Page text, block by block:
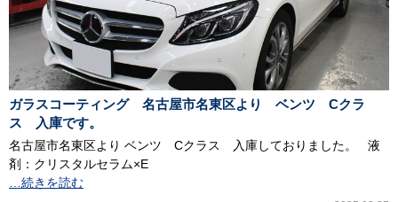
ガラスコーティング 名古屋市名東区より ベンツ Cクラ
ス 入庫です。
名古屋市名東区より ベンツ Cクラス 入庫しておりました。 液
剤：クリスタルセラム×E
…続きを読む